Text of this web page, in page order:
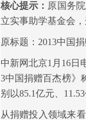
核心提示： 原国务
立实事助学基金会
原标题：2013中国
中新网北京1月16日
3中国捐赠百杰榜》
别以85.1亿元、
从捐赠投入领域来